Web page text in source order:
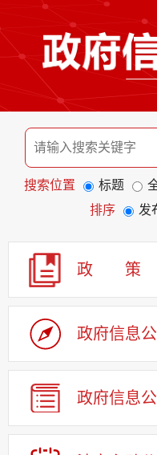
搜索位置 标题
排序
发
政 策
政府信息
政府信息